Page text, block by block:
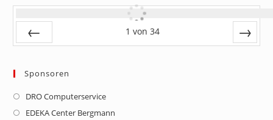
1 von 34
Sponsoren
DRO ComputerserviceOpens
in
EDEKA Center Bergmann